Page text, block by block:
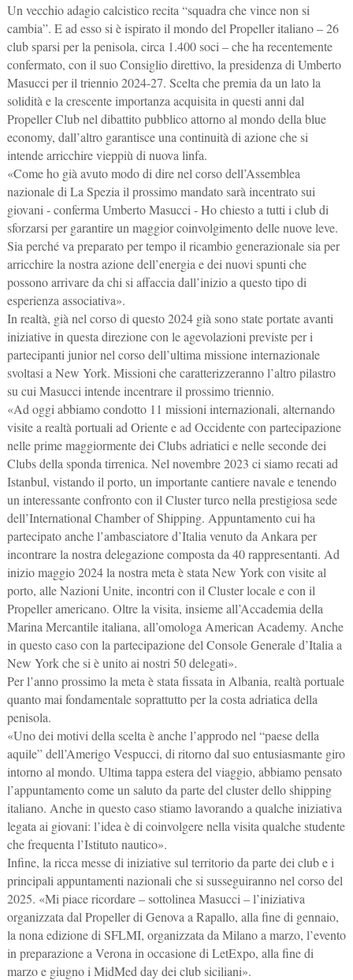
Un vecchio adagio calcistico recita “squadra che vince non si
cambia”. E ad esso si è ispirato il mondo del Propeller italiano – 26
club sparsi per la penisola, circa 1.400 soci – che ha recentemente
confermato, con il suo Consiglio direttivo, la presidenza di Umberto
Masucci per il triennio 2024-27. Scelta che premia da un lato la
solidità e la crescente importanza acquisita in questi anni dal
Propeller Club nel dibattito pubblico attorno al mondo della blue
economy, dall’altro garantisce una continuità di azione che si
intende arricchire vieppiù di nuova linfa.
«Come ho già avuto modo di dire nel corso dell’Assemblea
nazionale di La Spezia il prossimo mandato sarà incentrato sui
giovani - conferma Umberto Masucci - Ho chiesto a tutti i club di
sforzarsi per garantire un maggior coinvolgimento delle nuove leve.
Sia perché va preparato per tempo il ricambio generazionale sia per
arricchire la nostra azione dell’energia e dei nuovi spunti che
possono arrivare da chi si affaccia dall’inizio a questo tipo di
esperienza associativa».
In realtà, già nel corso di questo 2024 già sono state portate avanti
iniziative in questa direzione con le agevolazioni previste per i
partecipanti junior nel corso dell’ultima missione internazionale
svoltasi a New York. Missioni che caratterizzeranno l’altro pilastro
su cui Masucci intende incentrare il prossimo triennio.
«Ad oggi abbiamo condotto 11 missioni internazionali, alternando
visite a realtà portuali ad Oriente e ad Occidente con partecipazione
nelle prime maggiormente dei Clubs adriatici e nelle seconde dei
Clubs della sponda tirrenica. Nel novembre 2023 ci siamo recati ad
Istanbul, vistando il porto, un importante cantiere navale e tenendo
un interessante confronto con il Cluster turco nella prestigiosa sede
dell’International Chamber of Shipping. Appuntamento cui ha
partecipato anche l’ambasciatore d’Italia venuto da Ankara per
incontrare la nostra delegazione composta da 40 rappresentanti. Ad
inizio maggio 2024 la nostra meta è stata New York con visite al
porto, alle Nazioni Unite, incontri con il Cluster locale e con il
Propeller americano. Oltre la visita, insieme all’Accademia della
Marina Mercantile italiana, all’omologa American Academy. Anche
in questo caso con la partecipazione del Console Generale d’Italia a
New York che si è unito ai nostri 50 delegati».
Per l’anno prossimo la meta è stata fissata in Albania, realtà portuale
quanto mai fondamentale soprattutto per la costa adriatica della
penisola.
«Uno dei motivi della scelta è anche l’approdo nel “paese della
aquile” dell’Amerigo Vespucci, di ritorno dal suo entusiasmante giro
intorno al mondo. Ultima tappa estera del viaggio, abbiamo pensato
l’appuntamento come un saluto da parte del cluster dello shipping
italiano. Anche in questo caso stiamo lavorando a qualche iniziativa
legata ai giovani: l’idea è di coinvolgere nella visita qualche studente
che frequenta l’Istituto nautico».
Infine, la ricca messe di iniziative sul territorio da parte dei club e i
principali appuntamenti nazionali che si susseguiranno nel corso del
2025. «Mi piace ricordare – sottolinea Masucci – l’iniziativa
organizzata dal Propeller di Genova a Rapallo, alla fine di gennaio,
la nona edizione di SFLMI, organizzata da Milano a marzo, l’evento
in preparazione a Verona in occasione di LetExpo, alla fine di
marzo e giugno i MidMed day dei club siciliani».